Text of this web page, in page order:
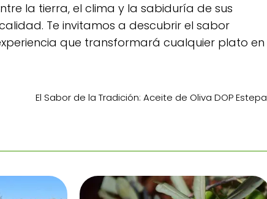
la tierra, el clima y la sabiduría de sus
Te invitamos a descubrir el sabor
que transformará cualquier plato en
El Sabor de la Tradición: Aceite de Oliva DOP Estepa